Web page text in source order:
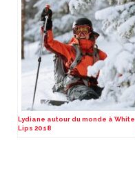
Lydiane autour du monde à White
Lips 2018